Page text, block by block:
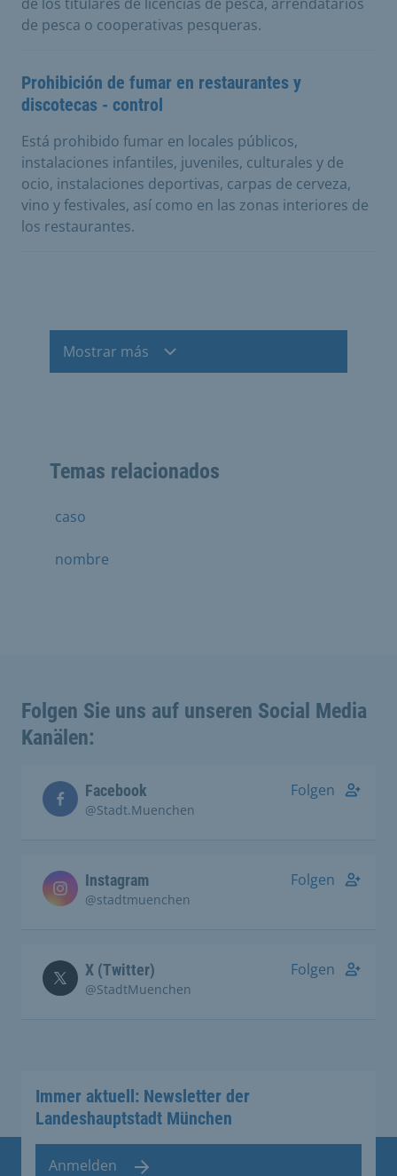
de pesca o cooperativas pesqueras.
Prohibición de fumar en restaurantes y
discotecas - control
Está prohibido fumar en locales públicos,
instalaciones infantiles, juveniles, culturales y de
ocio, instalaciones deportivas, carpas de cerveza,
vino y festivales, así como en las zonas interiores de
los restaurantes.
Mostrar más
Temas relacionados
caso
nombre
Folgen Sie uns auf unseren Social Media
Kanälen:
Facebook
@Stadt.Muenchen
Folgen
Instagram
@stadtmuenchen
Folgen
X (Twitter)
@StadtMuenchen
Folgen
Immer aktuell: Newsletter der
Landeshauptstadt München
Anmelden